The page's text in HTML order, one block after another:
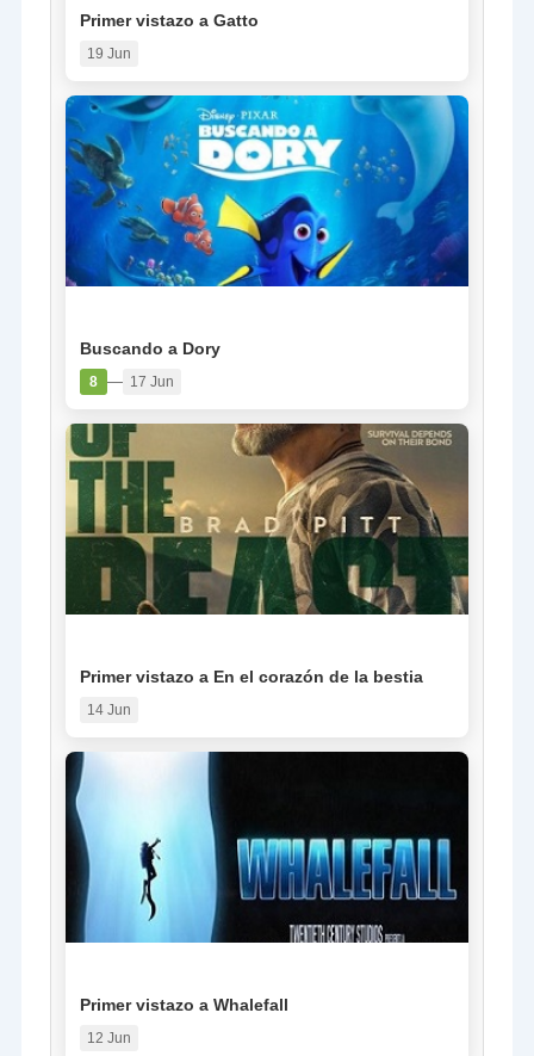
Primer vistazo a Gatto
19 Jun
Buscando a Dory
8 — 17 Jun
Primer vistazo a En el corazón de la bestia
14 Jun
Primer vistazo a Whalefall
12 Jun